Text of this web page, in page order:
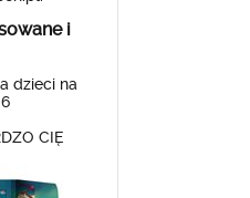
i
dzieci na
CIĘ